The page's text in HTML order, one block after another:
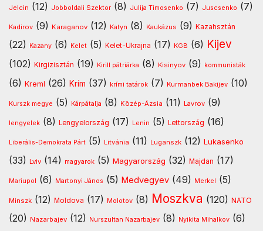
Jelcin (12) Jobboldali Szektor (8) Julija Timosenko (7) Juscsenko (7)
Kadirov (9) Karaganov (12) Katyn (8) Kaukázus (9) Kazahsztán
(22) Kazany (6) Kelet (5) Kelet-Ukrajna (17) KGB (6) Kijev
(102) Kirgizisztán (19) Kirill pátriárka (8) Kisinyov (9) kommunisták
(6) Kreml (26) Krím (37) krími tatárok (7) Kurmanbek Bakijev (10)
Kurszk megye (5) Kárpátalja (8) Közép-Ázsia (11) Lavrov (9)
lengyelek (8) Lengyelország (17) Lenin (5) Lettország (16)
Liberális-Demokrata Párt (5) Litvánia (11) Luganszk (12) Lukasenko
(33) Lviv (14) magyarok (5) Magyarország (32) Majdan (17)
Mariupol (6) Martonyi János (5) Medvegyev (49) Merkel (5)
Minszk (12) Moldova (17) Molotov (8) Moszkva (120) NATO
(20) Nazarbajev (12) Nurszultan Nazarbajev (8) Nyikita Mihalkov (6)